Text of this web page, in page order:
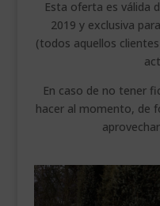
Esta oferta es válida
2019 y exclusiva
(todos aquellos
En caso de no tener
hacer al momento, de